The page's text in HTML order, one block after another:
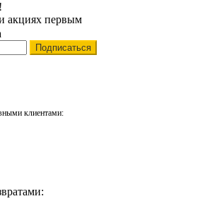
акциях первым
клиентами: